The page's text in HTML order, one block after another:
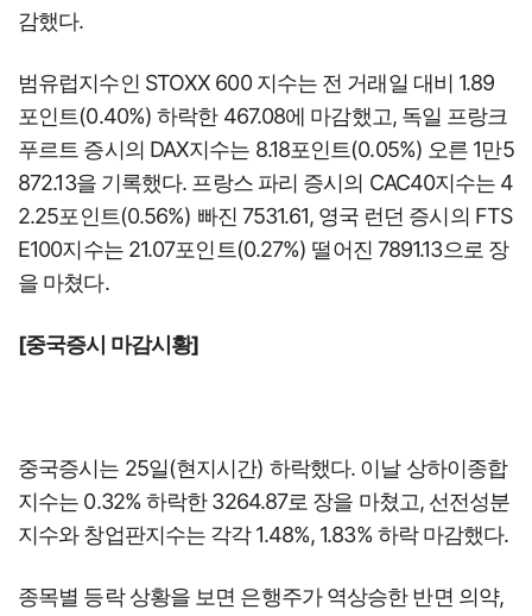
감했다.
범유럽지수인 STOXX 600 지수는 전 거래일 대비 1.89
포인트(0.40%) 하락한 467.08에 마감했고, 독일 프랑크
푸르트 증시의 DAX지수는 8.18포인트(0.05%) 오른 1만5
872.13을 기록했다. 프랑스 파리 증시의 CAC40지수는 4
2.25포인트(0.56%) 빠진 7531.61, 영국 런던 증시의 FTS
E100지수는 21.07포인트(0.27%) 떨어진 7891.13으로 장
을 마쳤다.
[중국증시 마감시황]
중국증시는 25일(현지시간) 하락했다. 이날 상하이종합
지수는 0.32% 하락한 3264.87로 장을 마쳤고, 선전성분
지수와 창업판지수는 각각 1.48%, 1.83% 하락 마감했다.
종목별 등락 상황을 보면 은행주가 역상승한 반면 의약,